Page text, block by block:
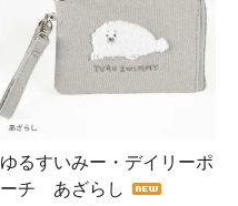
ゆるすいみー・デイリーポ
ーチ あざらし